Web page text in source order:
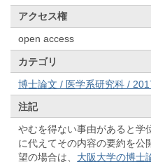
アクセス権
open access
カテゴリ
博士論文 / 医学系研究科 /
注記
やむを得ない事由があると学
に代えてその内容の要約を公
望の場合は、 大阪大学の博士